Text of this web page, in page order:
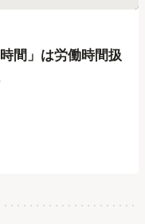
間」は労働時間扱